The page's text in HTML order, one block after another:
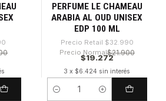
PERFUME LE CHAMEAU
ARABIA AL OUD UNISEX
EDP 100 ML
Precio Retail $32.990
Precio Normal$21.900
$19.272
3 x $6.424 sin interés
Cantidad